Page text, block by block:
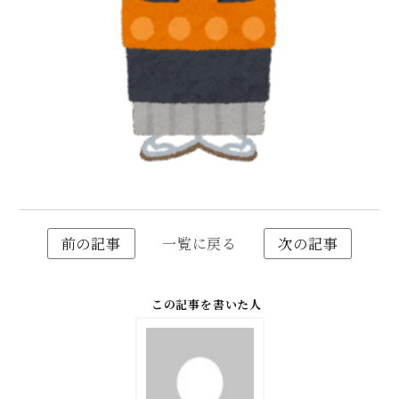
前の記事 一覧に戻る 次の記事
この記事を書いた人